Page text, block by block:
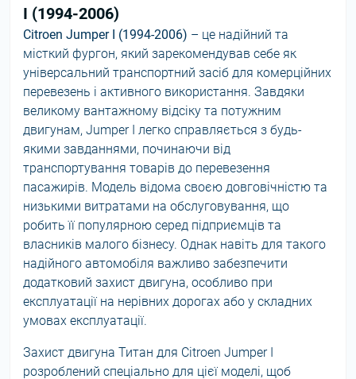
I (1994-2006)
Citroen Jumper I (1994-2006) – це надійний та
місткий фургон, який зарекомендував себе як
універсальний транспортний засіб для комерційних
перевезень і активного використання. Завдяки
великому вантажному відсіку та потужним
двигунам, Jumper I легко справляється з будь-
якими завданнями, починаючи від
транспортування товарів до перевезення
пасажирів. Модель відома своєю довговічністю та
низькими витратами на обслуговування, що
робить її популярною серед підприємців та
власників малого бізнесу. Однак навіть для такого
надійного автомобіля важливо забезпечити
додатковий захист двигуна, особливо при
експлуатації на нерівних дорогах або у складних
умовах експлуатації.
Захист двигуна Титан для Citroen Jumper I
розроблений спеціально для цієї моделі, щоб